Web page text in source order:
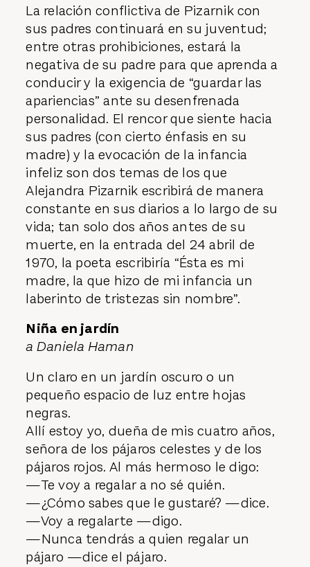
La relación conflictiva de Pizarnik con
sus padres continuará en su juventud;
entre otras prohibiciones, estará la
negativa de su padre para que aprenda a
conducir y la exigencia de “guardar las
apariencias” ante su desenfrenada
personalidad. El rencor que siente hacia
sus padres (con cierto énfasis en su
madre) y la evocación de la infancia
infeliz son dos temas de los que
Alejandra Pizarnik escribirá de manera
constante en sus diarios a lo largo de su
vida; tan solo dos años antes de su
muerte, en la entrada del 24 abril de
1970, la poeta escribiría “Ésta es mi
madre, la que hizo de mi infancia un
laberinto de tristezas sin nombre”.
Niña en jardín
a Daniela Haman
Un claro en un jardín oscuro o un
pequeño espacio de luz entre hojas
negras.
Allí estoy yo, dueña de mis cuatro años,
señora de los pájaros celestes y de los
pájaros rojos. Al más hermoso le digo:
—Te voy a regalar a no sé quién.
—¿Cómo sabes que le gustaré? —dice.
—Voy a regalarte —digo.
—Nunca tendrás a quien regalar un
pájaro —dice el pájaro.